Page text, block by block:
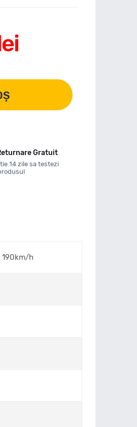
Gratuit
14 zile sa testezi
190km/h